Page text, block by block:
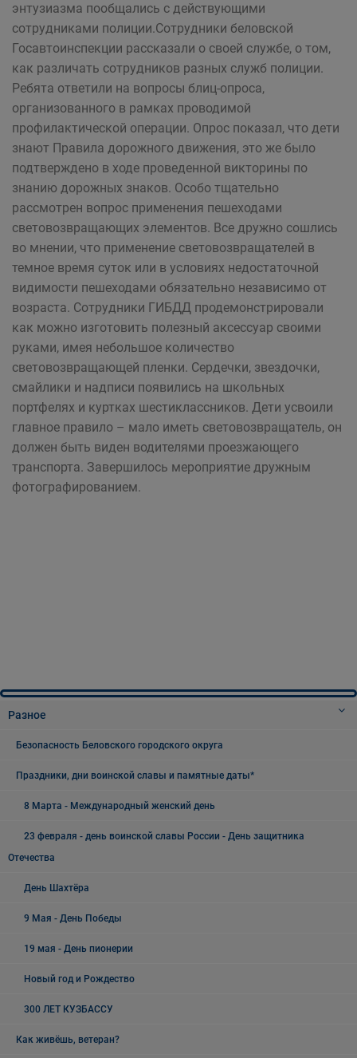
энтузиазма пообщались с действующими
сотрудниками полиции.Сотрудники беловской
Госавтоинспекции рассказали о своей службе, о том,
как различать сотрудников разных служб полиции.
Ребята ответили на вопросы блиц-опроса,
организованного в рамках проводимой
профилактической операции. Опрос показал, что дети
знают Правила дорожного движения, это же было
подтверждено в ходе проведенной викторины по
знанию дорожных знаков. Особо тщательно
рассмотрен вопрос применения пешеходами
световозвращающих элементов. Все дружно сошлись
во мнении, что применение световозвращателей в
темное время суток или в условиях недостаточной
видимости пешеходами обязательно независимо от
возраста. Сотрудники ГИБДД продемонстрировали
как можно изготовить полезный аксессуар своими
руками, имея небольшое количество
световозвращающей пленки. Сердечки, звездочки,
смайлики и надписи появились на школьных
портфелях и куртках шестиклассников. Дети усвоили
главное правило – мало иметь световозвращатель, он
должен быть виден водителями проезжающего
транспорта. Завершилось мероприятие дружным
фотографированием.
Разное
Безопасность Беловского городского округа
Праздники, дни воинской славы и памятные даты*
8 Марта - Международный женский день
23 февраля - день воинской славы России - День защитника
Отечества
День Шахтёра
9 Мая - День Победы
19 мая - День пионерии
Новый год и Рождество
300 ЛЕТ КУЗБАССУ
Как живёшь, ветеран?